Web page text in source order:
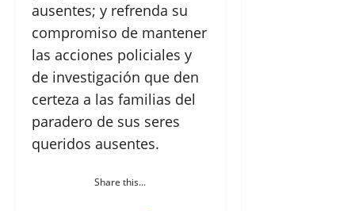
ausentes; y refrenda su
compromiso de mantener
las acciones policiales y
de investigación que den
certeza a las familias del
paradero de sus seres
queridos ausentes.
Share this...